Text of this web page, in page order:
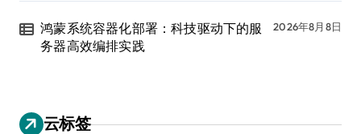
鸿蒙系统容器化部署：科技驱动下的服
务器高效编排实践
2026年8月8日
云标签